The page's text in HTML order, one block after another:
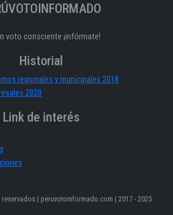
voto consciente ¡infórmate!
Historial
regionales y municipales 2018
2020
Link de interés
| peruvotoinformado.com | 2017 - 2025